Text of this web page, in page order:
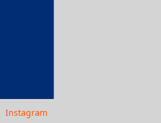
Instagram